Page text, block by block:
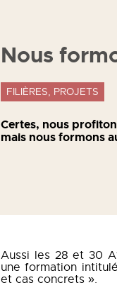
Nous
FILIÈRES, PROJETS
Certes, nous
mais nous formons
Aussi les 28 et 30
une formation
et cas concrets ».